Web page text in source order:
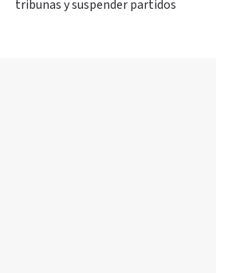
tribunas y suspender partidos